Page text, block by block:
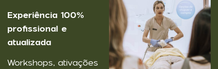
Experiência 100%
profissional e
atualizada
Workshops, ativações